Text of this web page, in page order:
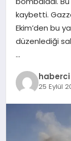
TEKNOLOJI
YAŞAM
kaybetti.
Ekim’den bu
düzenlediği
…
haberci
25 Eylül